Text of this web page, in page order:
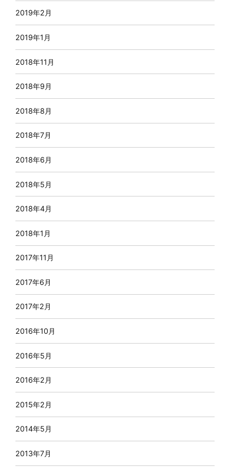
2019年2月
2019年1月
2018年11月
2018年9月
2018年8月
2018年7月
2018年6月
2018年5月
2018年4月
2018年1月
2017年11月
2017年6月
2017年2月
2016年10月
2016年5月
2016年2月
2015年2月
2014年5月
2013年7月